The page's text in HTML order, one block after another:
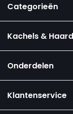
Categorieën
Kachels &
Onderdelen
Klantenservice